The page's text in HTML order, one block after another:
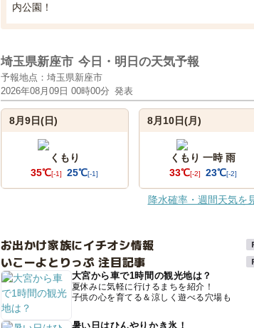
内公園！
埼玉県新座市 今日・明日の天気予報
予報地点：埼玉県新座市
2026年08月09日 00時00分 発表
8月9日(日)
くもり
35℃[-1] 25℃[-1]
8月10日(月)
くもり 一時 雨
33℃[-2] 23℃[-2]
降水確率・週間天気を
お出かけ家族にイチオシ情報
いこーよとりっぷ 注目記事
大宮から車で1時間の観光地は？
夏休みに気軽に行けるまちを紹介！
子供の心を育てる＆涼しく遊べる穴場も
暑い日はひんやりかき氷！